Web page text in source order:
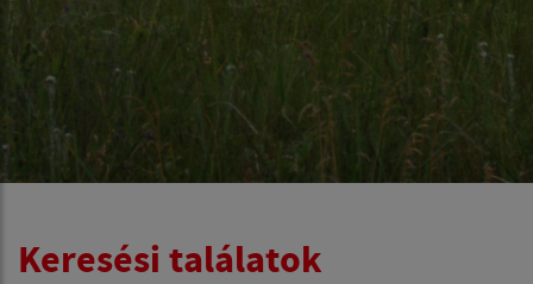
Keresési találatok